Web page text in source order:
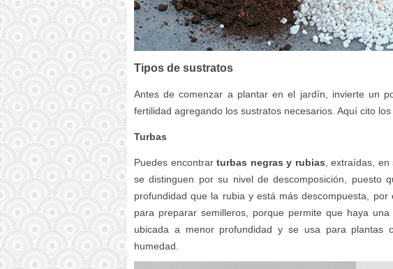
Tipos de sustratos
Antes de comenzar a plantar en el jardín, invierte un
fertilidad agregando los sustratos necesarios. Aquí cito
Turbas
Puedes encontrar turbas negras y rubias , extraídas,
se distinguen por su nivel de descomposición, puesto
profundidad que la rubia y está más descompuesta,
para preparar semilleros, porque permite que haya
ubicada a menor profundidad y se usa para plantas
humedad.